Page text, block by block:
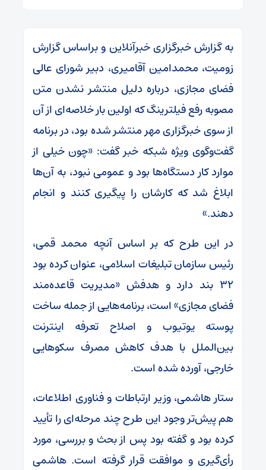
به گزارش خبرگزاری خبرآنلاین و براساس گزارش
زومیت، محمدامین آقامیری، دبیر شورای عالی
فضای مجازی، درباره دلیل منتشر نشدن متن
مصوبه رفع فیلترینگ که اولین بار خلاصه‌ای از آن
از سوی خبرگزاری مهر منتشر شده بود، در برنامه
گفت‌وگوی ویژه شبکه خبر گفت: «چون خیلی از
موارد کار دستگاه‌ها بود و عمومی نبود، به آن‌ها
ابلاغ شد که کارشان را پیگیری کنند و انجام
دهند.»
در این طرح که بر اساس آنچه محمد قمی،
رئیس سازمان تبلیغات اسلامی، عنوان کرده بود
۳۲ بند دارد و هدفش «مدیریت قاعده‌مند
فضای مجازی» است، برنامه‌هایی از جمله ساخت
پوسته یوتیوب و اصلاح تعرفه اینترنت
بین‌الملل با هدف کاهش مصرف سکوهایی
خارجی، آورده شده است.
ستار هاشمی، وزیر ارتباطات و فناوری اطلاعات،
هم پیش‌تر وجود این طرح چند مرحله‌ای را تأیید
کرده بود و گفته بود پس از بحث و بررسی، مورد
رأی‌گیری و موافقت قرار گرفته است. هاشمی